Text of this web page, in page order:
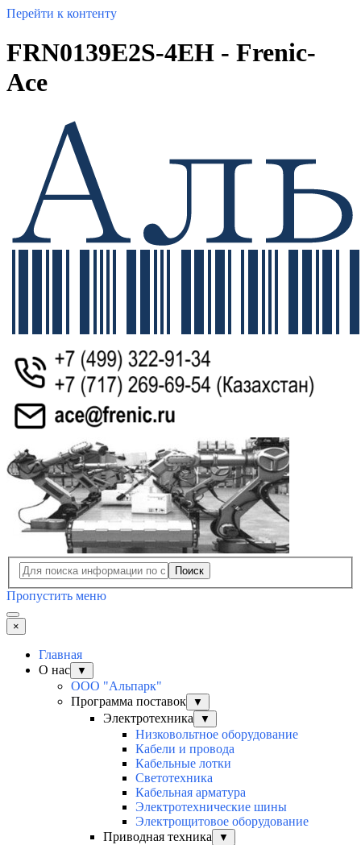
Перейти к контенту
FRN0139E2S-4EH - Frenic-
Ace
Поиск
Пропустить меню
×
Главная
О нас
▼
ООО "Альпарк"
Программа поставок
▼
Электротехника ▼
Низковольтное оборудование
Кабели и провода
Кабельные лотки
Светотехника
Кабельная арматура
Электротехнические шины
Электрощитовое оборудование
Приводная техника
▼